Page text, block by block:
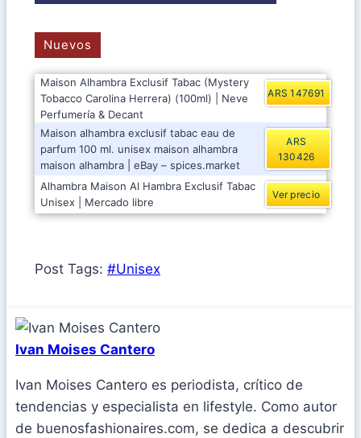
Nuevos
Maison Alhambra Exclusif Tabac (Mystery
Tobacco Carolina Herrera) (100ml) | Neve
Perfumería & Decant
ARS 147691
Maison alhambra exclusif tabac eau de
parfum 100 ml. unisex maison alhambra
maison alhambra | eBay – spices.market
ARS
130426
Alhambra Maison Al Hambra Exclusif Tabac
Unisex | Mercado libre
Ver precio
Post Tags: #Unisex
Ivan Moises Cantero
Ivan Moises Cantero es periodista, crítico de
tendencias y especialista en lifestyle. Como autor
de buenosfashionaires.com, se dedica a descubrir